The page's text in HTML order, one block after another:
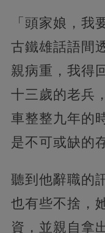
「頭家娘，我
古鐵雄話語間
親病重，我得
十三歲的老兵
車整整九年的
是不可或缺的
聽到他辭職的
也有些不捨，
資，並親自拿